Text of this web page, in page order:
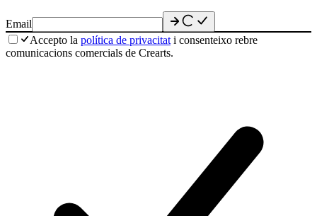
Email
Accepto la política de privacitat i consenteixo rebre
comunicacions comercials de Crearts.